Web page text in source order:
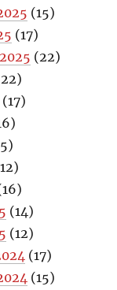
(15)
(17)
(22)
(17)
(14)
(12)
(17)
(15)